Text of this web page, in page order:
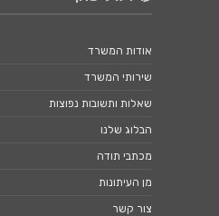
אודות המשרד
שירותי המשרד
שאלות ותשובות נפוצות
הבלוג שלנו
מכתבי תודה
מן העיתונות
צור קשר